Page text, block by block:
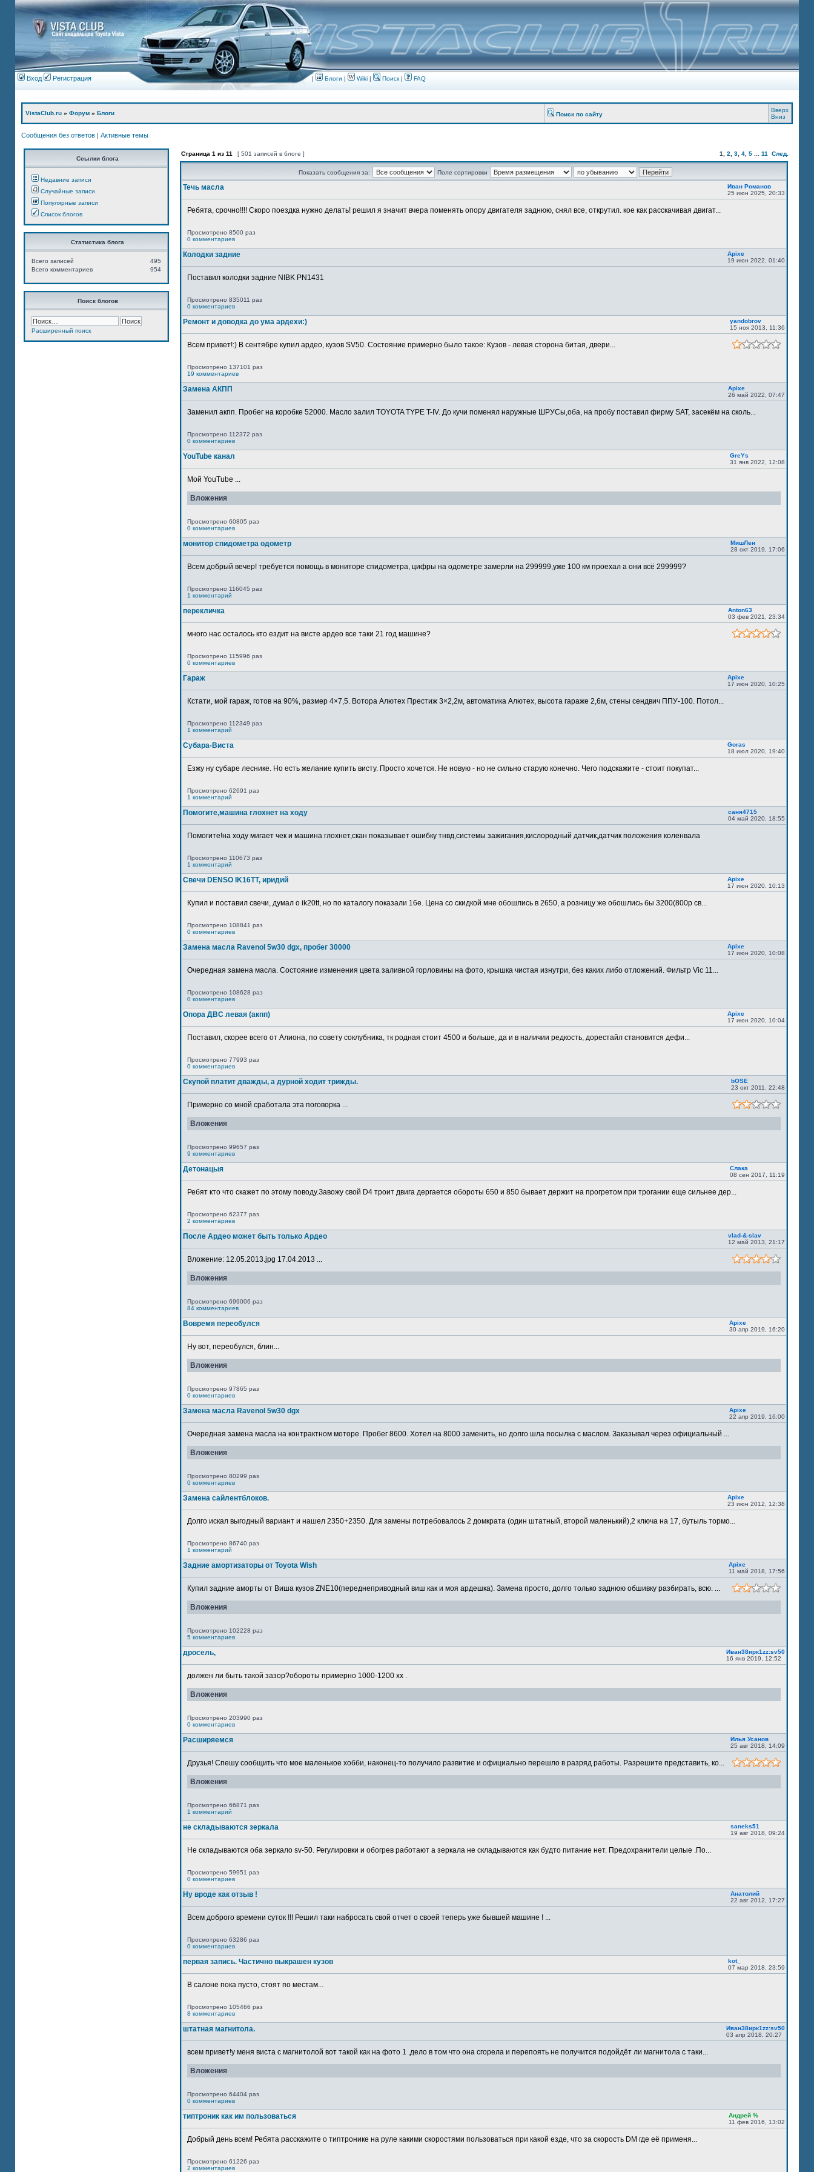
Вход Регистрация | Блоги | Wiki | Поиск| FAQ
VistaClub.ru » Форум » Блоги Поиск по сайту
Вверх
Вниз
Сообщения без ответов | Активные темы
Ссылки блога
Недавние записи
Случайные записи
Популярные записи
Список блогов
Статистика блога
495
Всего записей
954
Всего комментариев
Поиск блогов
Расширенный поиск
Страница 1 из 11 [ 501 записей в блоге ] 1 2 3 4 5 11 След.
Показать сообщения за: Поле сортировки
Течь масла
Иван Романов
25 июн 2025, 20:33
Ребята, срочно!!!! Скоро поездка нужно делать! решил я значит вчера поменять опору двигателя заднюю, снял все, открутил. кое как расскачивая двигат...
Просмотрено 8500 раз
0 комментариев
Колодки задние
Apixe
19 июн 2022, 01:40
Поставил колодки задние NIBK PN1431
Просмотрено 835011 раз
0 комментариев
Ремонт и доводка до ума ардехи:)
yandobrov
15 ноя 2013, 11:36
Всем привет!:) В сентябре купил ардео, кузов SV50. Состояние примерно было такое: Кузов - левая сторона битая, двери...
Просмотрено 137101 раз
19 комментариев
Замена АКПП
Apixe
26 май 2022, 07:47
Заменил акпп. Пробег на коробке 52000. Масло залил TOYOTA TYPE T-IV. До кучи поменял наружные ШРУСы,оба, на пробу поставил фирму SAT, засекём на сколь...
Просмотрено 112372 раз
0 комментариев
YouTube канал
GreYs
31 янв 2022, 12:08
Мой YouTube ...
Вложения
Просмотрено 60805 раз
0 комментариев
монитор спидометра одометр
МишЛен
28 окт 2019, 17:06
Всем добрый вечер! требуется помощь в мониторе спидометра, цифры на одометре замерли на 299999,уже 100 км проехал а они всё 299999?
Просмотрено 116045 раз
1 комментарий
перекличка
Anton63
03 фев 2021, 23:34
много нас осталось кто ездит на висте ардео все таки 21 год машине?
Просмотрено 115996 раз
0 комментариев
Гараж
Apixe
17 июн 2020, 10:25
Кстати, мой гараж, готов на 90%, размер 4×7,5. Вотора Алютех Престиж 3×2,2м, автоматика Алютех, высота гараже 2,6м, стены сендвич ППУ-100. Потол...
Просмотрено 112349 раз
1 комментарий
Субара-Виста
Goras
18 июл 2020, 19:40
Езжу ну субаре леснике. Но есть желание купить висту. Просто хочется. Не новую - но не сильно старую конечно. Чего подскажите - стоит покупат...
Просмотрено 62691 раз
1 комментарий
Помогите,машина глохнет на ходу
саня4715
04 май 2020, 18:55
Помогите!на ходу мигает чек и машина глохнет,скан показывает ошибку тнвд,системы зажигания,кислородный датчик,датчик положения коленвала
Просмотрено 110673 раз
1 комментарий
Свечи DENSO IK16TT, иридий
Apixe
17 июн 2020, 10:13
Купил и поставил свечи, думал о ik20tt, но по каталогу показали 16е. Цена со скидкой мне обошлись в 2650, а розницу же обошлись бы 3200(800р св...
Просмотрено 108841 раз
0 комментариев
Замена масла Ravenol 5w30 dgx, пробег 30000
Apixe
17 июн 2020, 10:08
Очередная замена масла. Состояние изменения цвета заливной горловины на фото, крышка чистая изнутри, без каких либо отложений. Фильтр Vic 11...
Просмотрено 108628 раз
0 комментариев
Опора ДВС левая (акпп)
Apixe
17 июн 2020, 10:04
Поставил, скорее всего от Алиона, по совету соклубника, тк родная стоит 4500 и больше, да и в наличии редкость, дорестайл становится дефи...
Просмотрено 77993 раз
0 комментариев
Скупой платит дважды, а дурной ходит трижды.
bOSE
23 окт 2011, 22:48
Примерно со мной сработала эта поговорка ...
Вложения
Просмотрено 99657 раз
9 комментариев
Детонацыя
Слака
08 сен 2017, 11:19
Ребят кто что скажет по этому поводу.Завожу свой D4 троит двига дергается обороты 650 и 850 бывает держит на прогретом при трогании еще сильнее дер...
Просмотрено 62377 раз
2 комментариев
После Ардео может быть только Ардео
vlad-&-slav
12 май 2013, 21:17
Вложение: 12.05.2013.jpg 17.04.2013 ...
Вложения
Просмотрено 699006 раз
84 комментариев
Вовремя переобулся
Apixe
30 апр 2019, 16:20
Ну вот, переобулся, блин...
Вложения
Просмотрено 97865 раз
0 комментариев
Замена масла Ravenol 5w30 dgx
Apixe
22 апр 2019, 16:00
Очередная замена масла на контрактном моторе. Пробег 8600. Хотел на 8000 заменить, но долго шла посылка с маслом. Заказывал через официальный ...
Вложения
Просмотрено 80299 раз
0 комментариев
Замена сайлентблоков.
Apixe
23 июн 2012, 12:38
Долго искал выгодный вариант и нашел 2350+2350. Для замены потребовалось 2 домкрата (один штатный, второй маленький),2 ключа на 17, бутыль тормо...
Просмотрено 86740 раз
1 комментарий
Задние амортизаторы от Toyota Wish
Apixe
11 май 2018, 17:56
Купил задние аморты от Виша кузов ZNE10(переднеприводный виш как и моя ардешка). Замена просто, долго только заднюю обшивку разбирать, всю. ...
Вложения
Просмотрено 102228 раз
5 комментариев
дросель,
Иван38ирк1zz:sv50
16 янв 2019, 12:52
должен ли быть такой зазор?обороты примерно 1000-1200 хх .
Вложения
Просмотрено 203990 раз
0 комментариев
Расширяемся
Илья Усанов
25 авг 2018, 14:09
Друзья! Спешу сообщить что мое маленькое хобби, наконец-то получило развитие и официально перешло в разряд работы. Разрешите представить, ко...
Вложения
Просмотрено 66871 раз
1 комментарий
не складываются зеркала
saneks51
19 авг 2018, 09:24
Не складываются оба зеркало sv-50. Регулировки и обогрев работают а зеркала не складываются как будто питание нет. Предохранители целые .По...
Просмотрено 59951 раз
0 комментариев
Ну вроде как отзыв !
Анатолий
22 авг 2012, 17:27
Всем доброго времени суток !!! Решил таки набросать свой отчет о своей теперь уже бывшей машине ! ...
Просмотрено 63286 раз
0 комментариев
первая запись. Частично выкрашен кузов
kot_
07 мар 2018, 23:59
В салоне пока пусто, стоят по местам...
Просмотрено 105466 раз
8 комментариев
штатная магнитола.
Иван38ирк1zz:sv50
03 апр 2018, 20:27
всем привет!у меня виста с магнитолой вот такой как на фото 1 ,дело в том что она сгорела и перепоять не получится подойдёт ли магнитола с таки...
Вложения
Просмотрено 64404 раз
0 комментариев
типтроник как им пользоваться
Андрей %
11 фев 2016, 13:02
Добрый день всем! Ребята расскажите о типтронике на руле какими скоростями пользоваться при какой езде, что за скорость DM где её применя...
Просмотрено 61226 раз
2 комментариев